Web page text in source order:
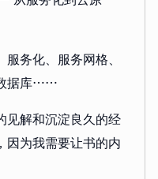
务化、服务网格、
据库……
见解和沉淀良久的经
因为我需要让书的内